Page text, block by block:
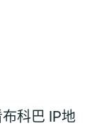
科巴 IP地